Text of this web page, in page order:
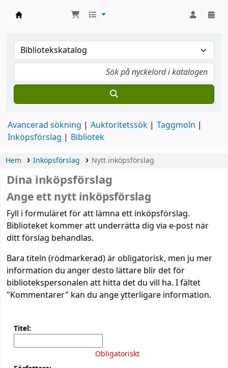
Avancerad sökning Auktoritetssök
Taggmoln
Inköpsförslag
Bibliotek
Hem Inköpsförslag Nytt inköpsförslag
Dina inköpsförslag
Ange ett nytt inköpsförslag
Fyll i formuläret för att lämna ett inköpsförslag.
Biblioteket kommer att underrätta dig via e-post när
ditt förslag behandlas.
Bara titeln (rödmarkerad) är obligatorisk, men ju mer
information du anger desto lättare blir det för
bibliotekspersonalen att hitta det du vill ha. I fältet
"Kommentarer" kan du ange ytterligare information.
Titel:
Obligatoriskt